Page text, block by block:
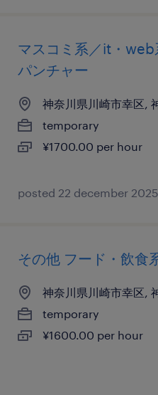
マスコミ系／it・web
パンチャー
神奈川県川崎市幸区,
temporary
¥1700.00 per hour
posted 22 december 2025
その他 フード・飲食
神奈川県川崎市幸区,
temporary
¥1600.00 per hour